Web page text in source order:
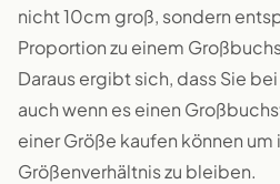
nicht 10cm groß, sondern
Proportion zu einem
Daraus ergibt sich, dass Sie
auch wenn es einen
einer Größe kaufen können
Größenverhältnis zu bleiben.